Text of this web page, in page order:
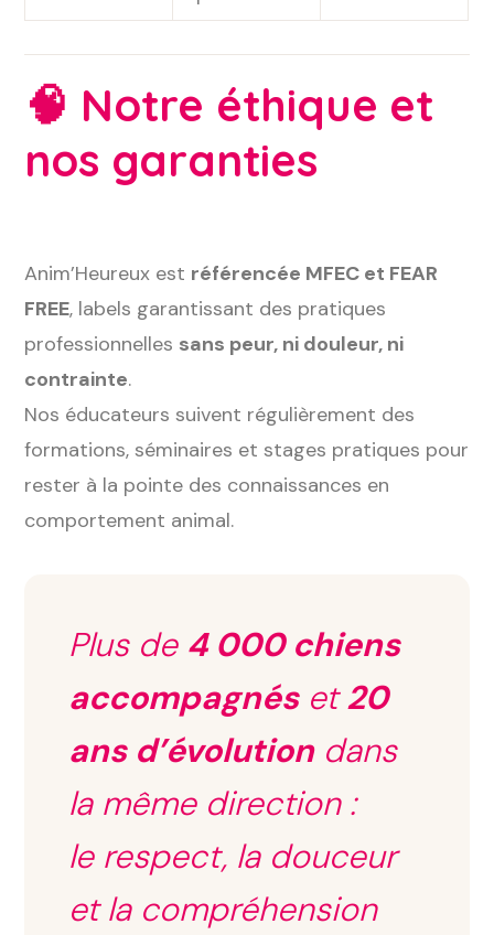
🧠 Notre éthique et
nos garanties
Anim’Heureux est référencée MFEC et FEAR
FREE, labels garantissant des pratiques
professionnelles sans peur, ni douleur, ni
contrainte.
Nos éducateurs suivent régulièrement des
formations, séminaires et stages pratiques pour
rester à la pointe des connaissances en
comportement animal.
Plus de 4 000 chiens
accompagnéset20
ans d’évolutiondans
la même direction :
le respect, la douceur
et la compréhension